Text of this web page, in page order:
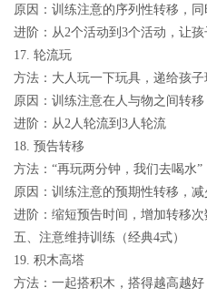
原因：训练注意的序列性转移，
进阶：从2个活动到3个活动，让
17. 轮流玩
方法：大人玩一下玩具，递给孩
原因：训练注意在人与物之间转
进阶：从2人轮流到3人轮流
18. 预告转移
方法：“再玩两分钟，我们去喝水
原因：训练注意的预期性转移，
进阶：缩短预告时间，增加转移次
五、注意维持训练（经典4式）
19. 积木高塔
方法：一起搭积木，搭得越高越